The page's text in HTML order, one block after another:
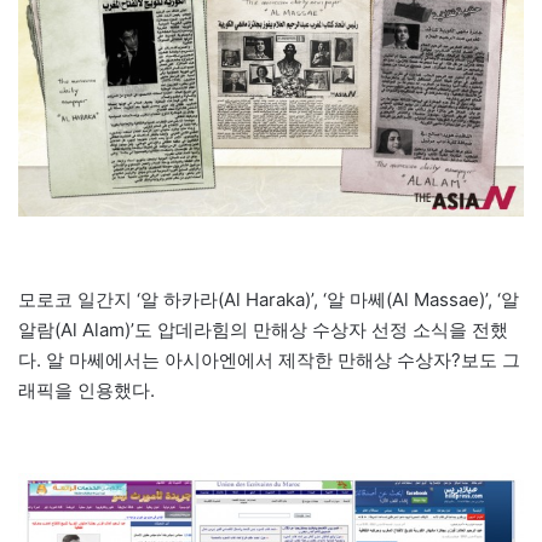
모로코 일간지 ‘알 하카라(Al Haraka)’, ‘알 마쎄(Al Massae)’, ‘알
알람(Al Alam)’도 압데라힘의 만해상 수상자 선정 소식을 전했
다. 알 마쎄에서는 아시아엔에서 제작한 만해상 수상자?보도 그
래픽을 인용했다.